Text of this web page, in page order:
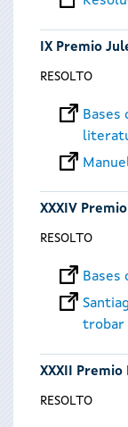
IX Premio
RESOLTO
Bases
XXXIV
RESOLTO
Bases
trobar
XXXII
RESOLTO